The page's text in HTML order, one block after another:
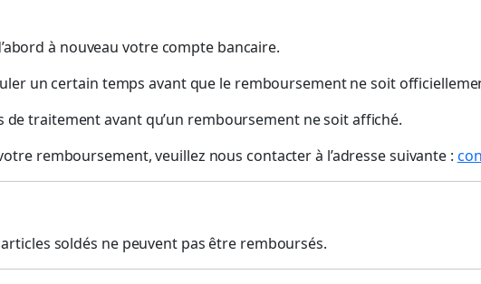
à nouveau votre compte bancaire.
un certain temps avant que le remboursement ne soit
traitement avant qu’un remboursement ne soit affiché.
remboursement, veuillez nous contacter à l’adresse suivante :
soldés ne peuvent pas être remboursés.